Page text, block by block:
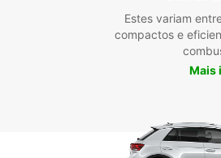
Estes variam
compactos e
Mais